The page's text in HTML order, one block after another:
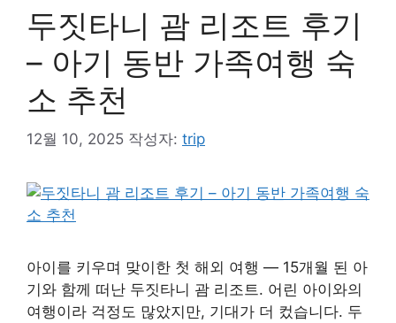
두짓타니 괌 리조트 후기
– 아기 동반 가족여행 숙
소 추천
12월 10, 2025 작성자: trip
아이를 키우며 맞이한 첫 해외 여행 — 15개월 된 아
기와 함께 떠난 두짓타니 괌 리조트. 어린 아이와의
여행이라 걱정도 많았지만, 기대가 더 컸습니다. 두